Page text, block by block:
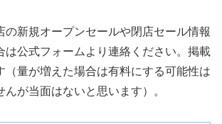
の新規オープンセールや閉店セール情報
は公式フォームより連絡ください。掲載
（量が増えた場合は有料にする可能性は
んが当面はないと思います）。